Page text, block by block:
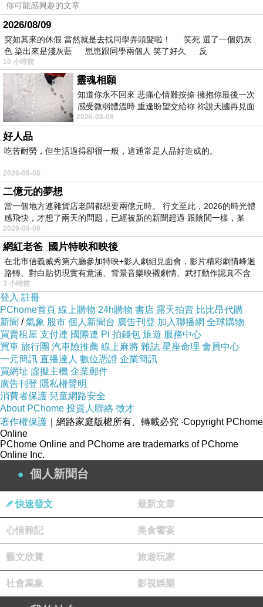
經濟壓力不致於太大。
跟我當初入社會時比起來。
現在社會的福利，
真的不錯。
開始找工作後，
才知道很方便。
有很多的人力銀行，
也有政府的就業服務中心，
可以很容易得到職缺的資訊。
不像我當初，
就只能看報紙找工作。
工作機會也少。
接下來如何成功找到工作，
在碰了很多的釘子後，
有一點點小心得。
1.大公司只要小鮮肉，
完全不給老人機會。
2.透過認識的人介紹，
成功的機會很高，
薪水也可以談的比較高。
3.老人只能往中小企業找。
4.中小企業面談人員，
通常都是老板，
能不能獲得老板的青睞，
就是能不能獲得工作的關鍵。
5.工作性質只有跟先前一模一樣，
薪水才有可能會比較高，
你可能感興趣的文章
2026/08/09
突如其來的休假 當然就是去找同學弄頭髮啦！ 笑死 選了一個奶灰
色 染出來是淺灰藍 崽崽跟同學兩個人 笑了好久 反
10 小時前
靈魂相願
知道你永不回來 悲痛心情難按捺 擁抱你最後一次
感受微弱體溫時 重逢盼望交給祢 祢說天國再見面
此刻忍淚說別離 他日靈魂再
2026-08-08
好人品
吃苦耐勞，但生活過得卻很一般，這通常是人品好造成的。
2026-08-08
二億元的夢想
當一個地方連雜貨店老闆都想要兩億元時。 行文至此，2026的時光體
感飛快，才想了兩天的問題，已經被新的新聞趕過 跟陰間一樣，某
2026-08-08
網紅老爸_國片特映和映後
在北市信義威秀第六廳參加特映+影人劇組見面會，影片精彩劇情峰迴
路轉、對白貼切現實有意涵、背景音樂映襯劇情、武打動作認真不含
糊、
3 小時前
登入 註冊
PChome首頁 線上購物 24h購物 書店 露天拍賣 比比昂代購
新聞 /氣象 股市 個人新聞台 廣告刊登 加入聯播網 全球購物
買賣租屋 支付連 國際連 Pi 拍錢包 旅遊 服務中心
買車 旅行團 汽車險推薦 線上麻將 雜誌 星座命理 會員中心
一元簡訊 直播達人 數位憑證 企業簡訊
買網址 虛擬主機 企業郵件
廣告刊登 隱私權聲明
消費者保護 兒童網路安全
About PChome 投資人聯絡 徵才
著作權保護 ｜網路家庭版權所有、轉載必究 ‧Copyright PChome
Online
PChome Online and PChome are trademarks of PChome
Online Inc.
個人新聞台
快速發文 最新文章
心情雜記 美食饗宴
藝文欣賞 旅遊玩家
社會萬象 影視娛樂